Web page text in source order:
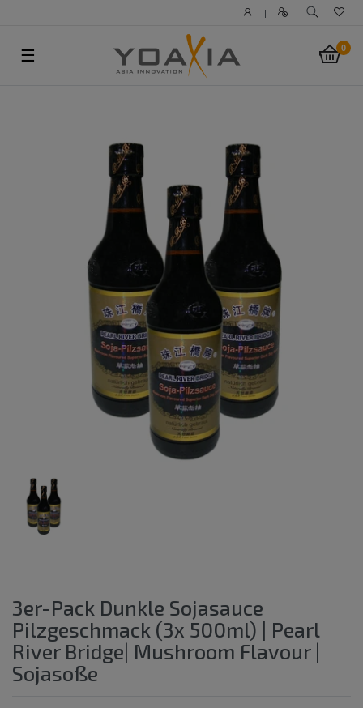
|
0
☰
3er-Pack Dunkle Sojasauce
Pilzgeschmack (3x 500ml) | Pearl
River Bridge| Mushroom Flavour |
Sojasoße